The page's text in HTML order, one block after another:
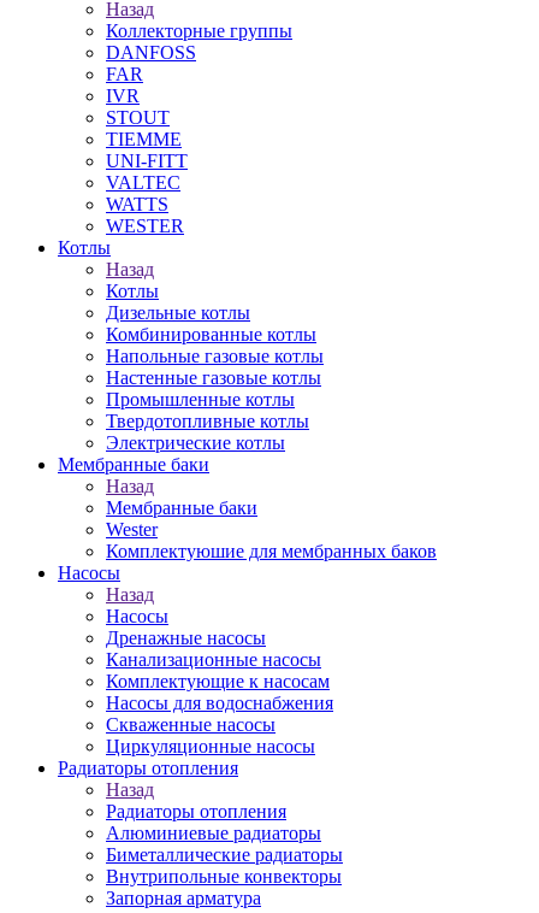
Назад
Коллекторные группы
DANFOSS
FAR
IVR
STOUT
TIEMME
UNI-FITT
VALTEC
WATTS
WESTER
Котлы
Назад
Котлы
Дизельные котлы
Комбинированные котлы
Напольные газовые котлы
Настенные газовые котлы
Промышленные котлы
Твердотопливные котлы
Электрические котлы
Мембранные баки
Назад
Мембранные баки
Wester
Комплектуюшие для мембранных баков
Насосы
Назад
Насосы
Дренажные насосы
Канализационные насосы
Комплектующие к насосам
Насосы для водоснабжения
Скваженные насосы
Циркуляционные насосы
Радиаторы отопления
Назад
Радиаторы отопления
Алюминиевые радиаторы
Биметаллические радиаторы
Внутрипольные конвекторы
Запорная арматура